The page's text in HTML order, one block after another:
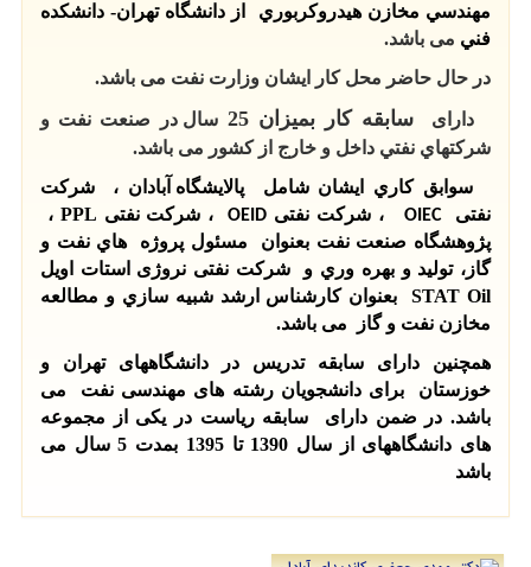
مهندسي مخازن هيدروكربوري
از دانشگاه تهران- دانشكده
فني می باشد.
در حال حاضر محل كار ایشان وزارت نفت می باشد.
دارای سابقه كار بمیزان 25
سال در صنعت نفت و
شركتهاي نفتي داخل و خارج از کشور می باشد.
سوابق كاري ایشان شامل پالايشگاه آبادان ، شرکت
نفتیOIEC ، شرکت نفتی OEID ،
شرکت نفتی PPL ،
پژوهشگاه صنعت نفت بعنوان مسئول پروژه هاي نفت و
گاز، توليد و بهره وري و شرکت نفتی نروژی استات اویل
STAT Oil بعنوان کارشناس ارشد شبيه سازي و مطالعه
مخازن نفت و گاز می باشد.
همچنین دارای سابقه تدریس در دانشگاههای تهران و
خوزستان برای دانشجویان رشته های مهندسی نفت می
باشد. در ضمن دارای سابقه ریاست در یکی از مجموعه
های دانشگاههای از سال 1390 تا 1395 بمدت 5 سال می
باشد